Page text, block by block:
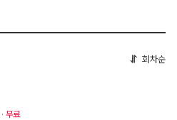
회차순
무료